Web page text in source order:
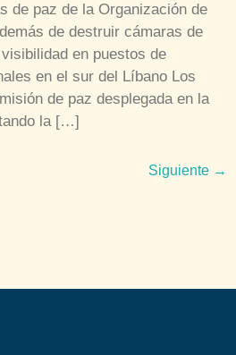
de paz de la Organización de
de destruir cámaras de
en puestos de
en el sur del Líbano Los
de paz desplegada en la
la […]
Siguiente →